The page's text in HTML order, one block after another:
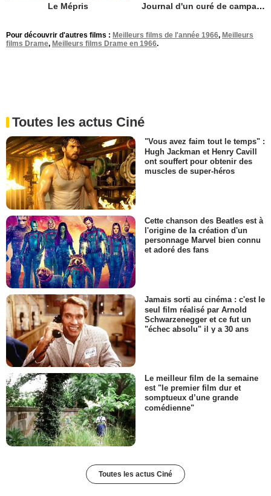
Le Mépris Journal d'un curé de campagne
Pour découvrir d'autres films : Meilleurs films de l'année 1966, Meilleurs
films Drame, Meilleurs films Drame en 1966.
Toutes les actus Ciné
"Vous avez faim tout le temps" :
Hugh Jackman et Henry Cavill
ont souffert pour obtenir des
muscles de super-héros
Cette chanson des Beatles est à
l'origine de la création d'un
personnage Marvel bien connu
et adoré des fans
Jamais sorti au cinéma : c'est le
seul film réalisé par Arnold
Schwarzenegger et ce fut un
"échec absolu" il y a 30 ans
Le meilleur film de la semaine
est "le premier film dur et
somptueux d’une grande
comédienne"
Toutes les actus Ciné